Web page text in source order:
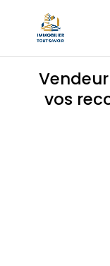
vos